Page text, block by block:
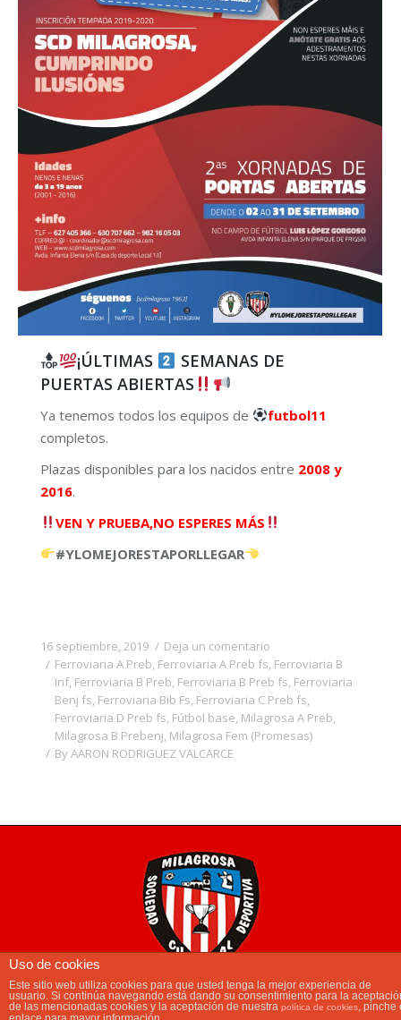
¡ÚLTIMAS
SEMANAS DE
PUERTAS ABIERTAS
Ya tenemos todos los equipos de
futbol11
completos.
Plazas disponibles para los nacidos entre 2008 y
2016.
VEN Y PRUEBA,NO ESPERES MÁS
#YLOMEJORESTAPORLLEGAR
16 septiembre, 2019
Deja un comentario
Ferroviaria A Preb, Ferroviaria A Preb fs, Ferroviaria B
Inf, Ferroviaria B Preb, Ferroviaria B Preb fs, Ferroviaria
Benj fs, Ferroviaria Bib Fs, Ferroviaria C Preb fs,
Ferroviaria D Preb fs, Fútbol base, Milagrosa A Preb,
Milagrosa B Prebenj, Milagrosa Fem (Promesas)
ByAARON RODRIGUEZ VALCARCE
main_menu
Uso de cookies
Este sitio web utiliza cookies para que usted tenga la mejor experiencia de
usuario. Si continúa navegando está dando su consentimiento para la
de las mencionadas cookies y la aceptación de nuestra política de cookies, pinche